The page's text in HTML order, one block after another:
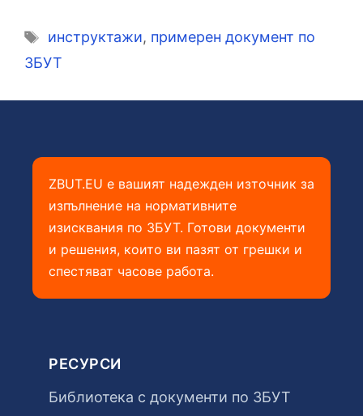
Етикети
инструктажи, примерен документ по
ЗБУТ
ZBUT.EU е вашият надежден източник за
изпълнение на нормативните
изисквания по ЗБУТ. Готови документи
и решения, които ви пазят от грешки и
спестяват часове работа.
РЕСУРСИ
Библиотека с документи по ЗБУТ